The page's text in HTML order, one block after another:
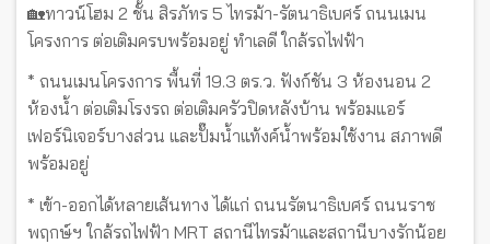
🏡ทาวน์โฮม 2 ชั้น สิรภัทร 5 ไทรม้า-รัตนาธิเบศร์ ถนนเมน
โครงการ ต่อเติมครบพร้อมอยู่ ทำเลดี ใกล้รถไฟฟ้า
* ถนนเมนโครงการ พื้นที่ 19.3 ตร.ว. ฟังก์ชัน 3 ห้องนอน 2
ห้องน้ำ ต่อเติมโรงรถ ต่อเติมครัวปิดหลังบ้าน พร้อมแอร์
เฟอร์นิเจอร์บางส่วน และปั๊มน้ำแท้งค์น้ำพร้อมใช้งาน สภาพดี
พร้อมอยู่
* เข้า-ออกได้หลายเส้นทาง ได้แก่ ถนนรัตนาธิเบศร์ ถนนราช
พฤกษ์ฯ ใกล้รถไฟฟ้า MRT สถานีไทรม้าและสถานีบางรักน้อย